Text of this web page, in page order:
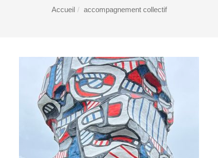
Accueil accompagnement collectif